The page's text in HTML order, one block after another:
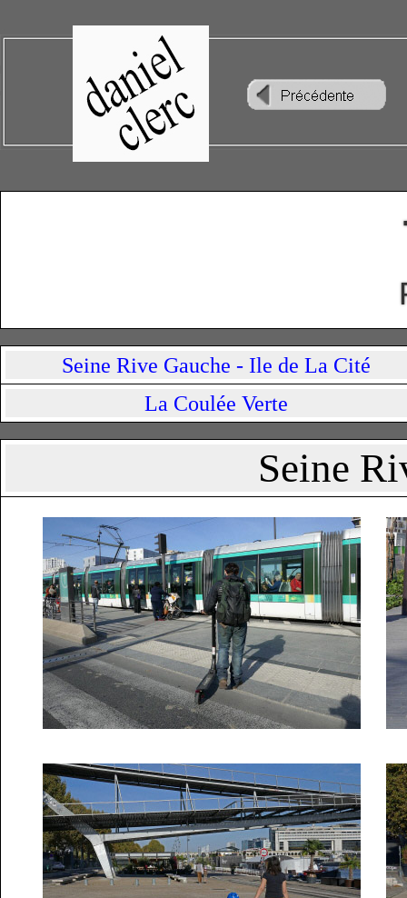
Seine Rive Gauche - Ile de La Cité
La Coulée Verte
Seine